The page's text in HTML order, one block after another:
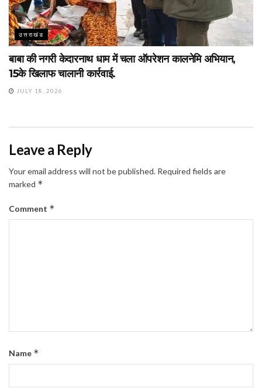
उत्तराखंड
बाबा की नगरी केदारनाथ धाम में चला ऑपरेशन कालनेमि अभियान,
15के खिलाफ चालानी कार्रवाई.
JULY 18, 2026
Leave a Reply
Your email address will not be published. Required fields are
marked *
Comment *
Name *